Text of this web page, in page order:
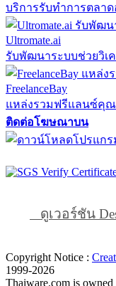
บริการรับทำการตลา
Ultromate.ai
รับพัฒนาระบบช่วยวิเ
FreelanceBay
แหล่งรวมฟรีแลนซ์คุ
ติดต่อโฆษณาบน
ดูเวอร์ชัน
Copyright Notice :
1999-2026
Thaiware.com is